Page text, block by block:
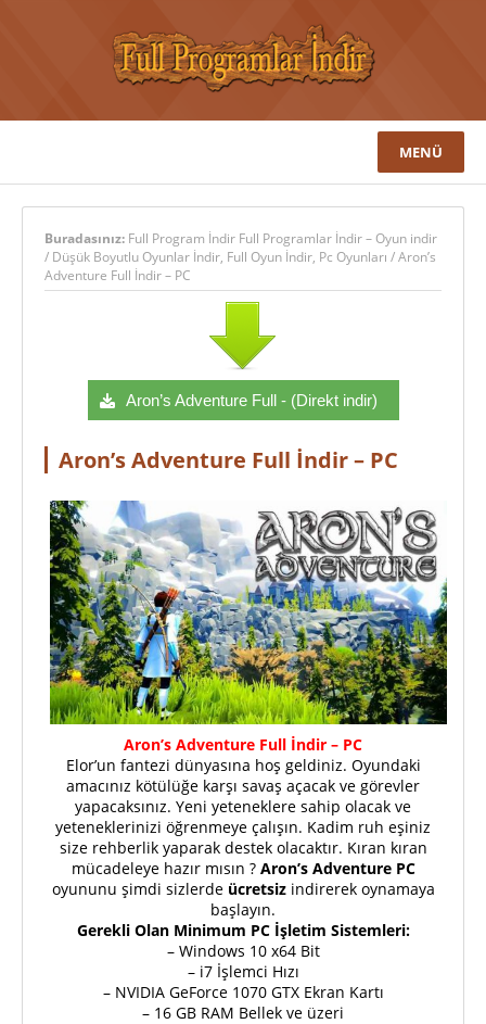
MENÜ
Buradasınız: Full Program İndir Full Programlar İndir – Oyun indir
/ Düşük Boyutlu Oyunlar İndir, Full Oyun İndir, Pc Oyunları /Aron’s
Adventure Full İndir – PC
Aron’s Adventure Full - (Direkt indir)
Aron’s Adventure Full İndir – PC
Aron’s Adventure Full İndir – PC
Elor’un fantezi dünyasına hoş geldiniz. Oyundaki
amacınız kötülüğe karşı savaş açacak ve görevler
yapacaksınız. Yeni yeteneklere sahip olacak ve
yeteneklerinizi öğrenmeye çalışın. Kadim ruh eşiniz
size rehberlik yaparak destek olacaktır. Kıran kıran
mücadeleye hazır mısın ? Aron’s Adventure PC
oyununu şimdi sizlerde ücretsizindirerek oynamaya
başlayın.
Gerekli Olan Minimum PC İşletim Sistemleri:
– Windows 10 x64 Bit
– i7 İşlemci Hızı
– NVIDIA GeForce 1070 GTX Ekran Kartı
– 16 GB RAM Bellek ve üzeri